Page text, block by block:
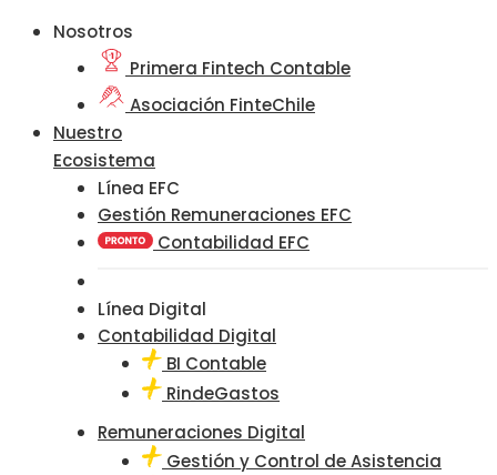
Nosotros
Primera Fintech Contable
Asociación FinteChile
Nuestro
Ecosistema
Línea EFC
Gestión Remuneraciones EFC
Contabilidad EFC
Línea Digital
Contabilidad Digital
BI Contable
RindeGastos
Remuneraciones Digital
Gestión y Control de Asistencia